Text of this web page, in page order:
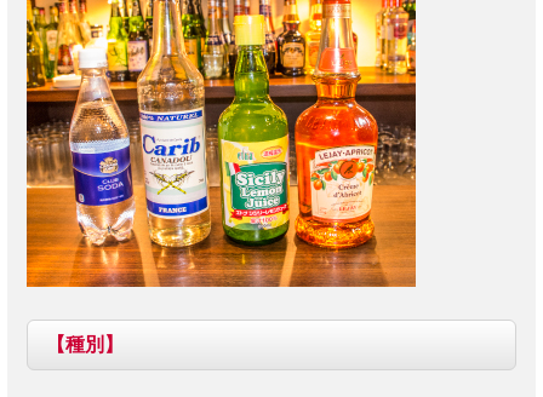
【種別】